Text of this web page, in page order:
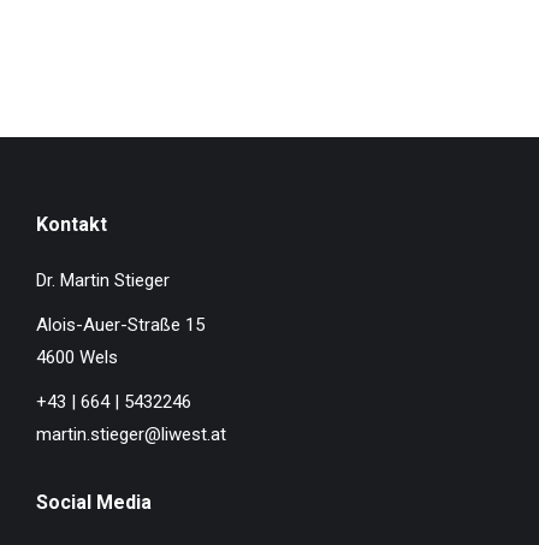
Kontakt
Dr. Martin Stieger
Alois-Auer-Straße 15
4600 Wels
+43 | 664 | 5432246
martin.stieger@liwest.at
Social Media